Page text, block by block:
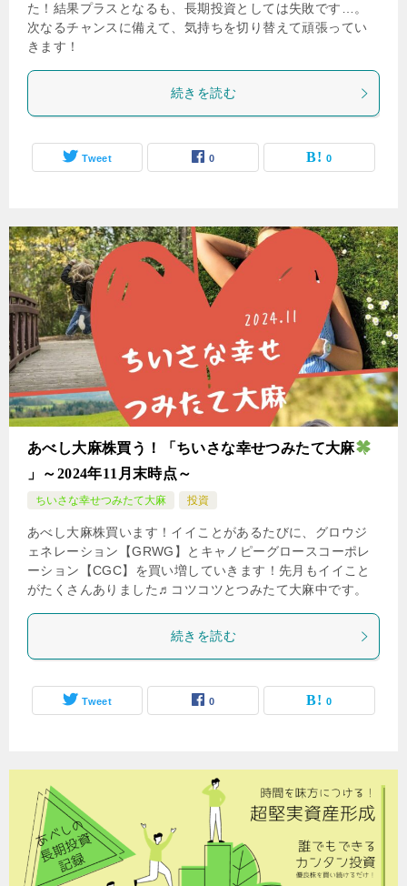
た！結果プラスとなるも、長期投資としては失敗です…。
次なるチャンスに備えて、気持ちを切り替えて頑張ってい
きます！
続きを読む
Tweet 0 0
あべし大麻株買う！「ちいさな幸せつみたて大麻
」～2024年11月末時点～
ちいさな幸せつみたて大麻 投資
あべし大麻株買います！イイことがあるたびに、グロウジ
ェネレーション【GRWG】とキャノピーグロースコーポレ
ーション【CGC】を買い増していきます！先月もイイこと
がたくさんありました♬コツコツとつみたて大麻中です。
続きを読む
Tweet 0 0